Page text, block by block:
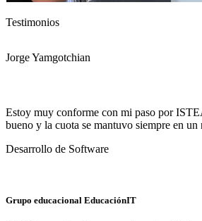
Testimonios
Jorge Yamgotchian
Estoy muy conforme con mi paso por
bueno y la cuota se mantuvo siempre en
Desarrollo de Software
Grupo educacional EducaciónIT